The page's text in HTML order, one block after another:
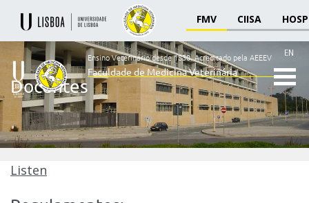
FMV CIISA
Ensino
Veterinário
desde
1830
Faculdade
de
EN
Ensino Veterinário desde 1830.Acreditado pela AEEEV
Faculdade de Medicina Veterinária
Docentes
Listen